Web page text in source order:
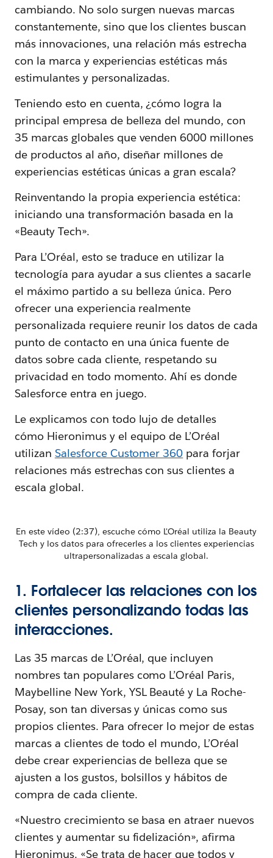
cambiando. No solo surgen nuevas marcas
constantemente, sino que los clientes buscan
más innovaciones, una relación más estrecha
con la marca y experiencias estéticas más
estimulantes y personalizadas.
Teniendo esto en cuenta, ¿cómo logra la
principal empresa de belleza del mundo, con
35 marcas globales que venden 6000 millones
de productos al año, diseñar millones de
experiencias estéticas únicas a gran escala?
Reinventando la propia experiencia estética:
iniciando una transformación basada en la
«Beauty Tech».
Para L’Oréal, esto se traduce en utilizar la
tecnología para ayudar a sus clientes a sacarle
el máximo partido a su belleza única. Pero
ofrecer una experiencia realmente
personalizada requiere reunir los datos de cada
punto de contacto en una única fuente de
datos sobre cada cliente, respetando su
privacidad en todo momento. Ahí es donde
Salesforce entra en juego.
Le explicamos con todo lujo de detalles
cómo Hieronimus y el equipo de L’Oréal
utilizan Salesforce Customer 360 para forjar
relaciones más estrechas con sus clientes a
escala global.
En este vídeo (2:37), escuche cómo L'Oréal utiliza la Beauty
Tech y los datos para ofrecerles a los clientes experiencias
ultrapersonalizadas a escala global.
1. Fortalecer las relaciones con los
clientes personalizando todas las
interacciones.
Las 35 marcas de L’Oréal, que incluyen
nombres tan populares como L’Oréal Paris,
Maybelline New York, YSL Beauté y La Roche-
Posay, son tan diversas y únicas como sus
propios clientes. Para ofrecer lo mejor de estas
marcas a clientes de todo el mundo, L’Oréal
debe crear experiencias de belleza que se
ajusten a los gustos, bolsillos y hábitos de
compra de cada cliente.
«Nuestro crecimiento se basa en atraer nuevos
clientes y aumentar su fidelización», afirma
Hieronimus. «Se trata de hacer que todos y